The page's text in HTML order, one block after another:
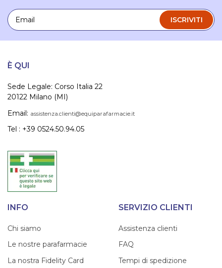
Email
ISCRIVITI
È QUI
Sede Legale: Corso Italia 22
20122 Milano (MI)
Email: assistenza.clienti@equiparafarmacie.it
Tel : +39 0524.50.94.05
INFO
Chi siamo
Le nostre parafarmacie
La nostra Fidelity Card
SERVIZIO CLIENTI
Assistenza clienti
FAQ
Tempi di spedizione